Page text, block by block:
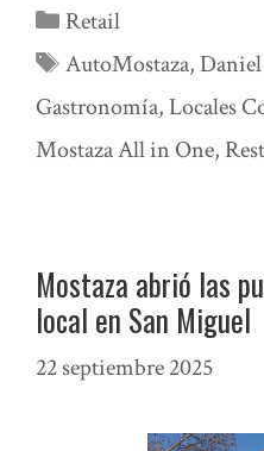
Categorías
Retail
Etiquetas
AutoMostaza,
Gastronomía,Locales
Mostaza All in One,
Mostaza abrió las
local en San Miguel
22 septiembre 2025